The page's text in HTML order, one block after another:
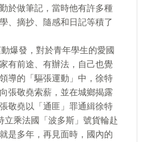
於做筆記，當時他有許多種
、摘抄、隨感和日記等積了
爆發，對於青年學生的愛國
有前途、有辦法，自己也覺
導的「驅張運動」中，徐特
張敬堯索薪，並在城鄉揭露
敬堯以「通匪」罪通緝徐特
立乘法國「波多斯」號貨輪赴
是多年，再見面時，國內的